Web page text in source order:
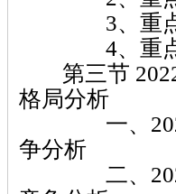
3、重点企
4、重点企
第三节
格局分析
一、2022-
争分析
二、2022-